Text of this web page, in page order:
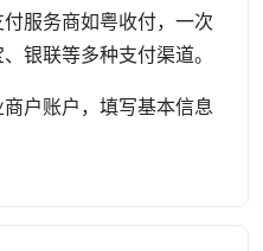
服务商如粤收付，一次
银联等多种支付渠道。
户账户，填写基本信息